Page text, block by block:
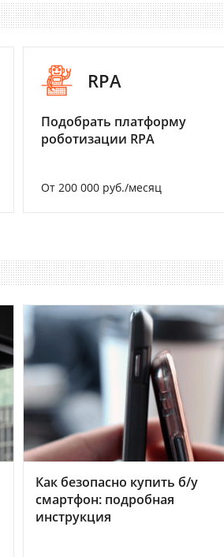
RPA
Подобрать платформу
роботизации RPA
От 200 000 руб./месяц
Как безопасно купить б/у
смартфон: подробная
инструкция